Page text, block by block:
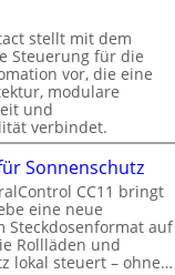
stellt mit dem
Steuerung für die
vor, die eine
modulare
und
verbindet.
Sonnenschutz
CC11 bringt
eine neue
Steckdosenformat auf
Rollläden und
lokal steuert – ohne…